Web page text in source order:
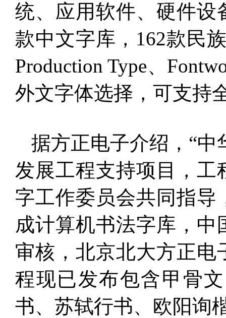
统、应用软件、硬件设
款中文字库，162款民
Production Type、
外文字体选择，可支持
据方正电子介绍，“
发展工程支持项目，
字工作委员会共同指
成计算机书法字库，
审核，北京北大方正
程现已发布包含甲骨
书、苏轼行书、欧阳询